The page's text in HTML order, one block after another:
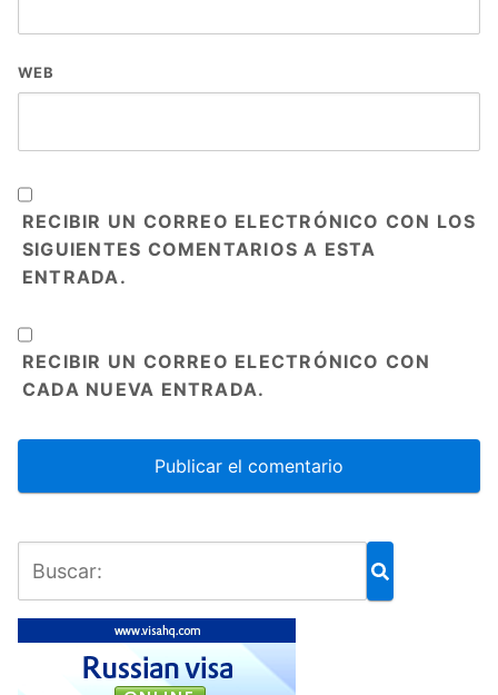
WEB
RECIBIR UN CORREO ELECTRÓNICO CON LOS
SIGUIENTES COMENTARIOS A ESTA
ENTRADA.
RECIBIR UN CORREO ELECTRÓNICO CON
CADA NUEVA ENTRADA.